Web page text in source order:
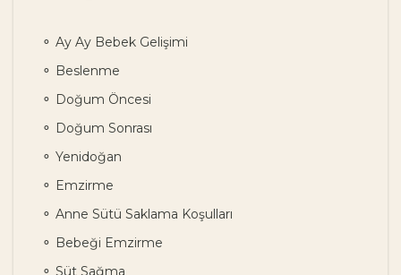
Ay Ay Bebek Gelişimi
Beslenme
Doğum Öncesi
Doğum Sonrası
Yenidoğan
Emzirme
Anne Sütü Saklama Koşulları
Bebeği Emzirme
Süt Sağma